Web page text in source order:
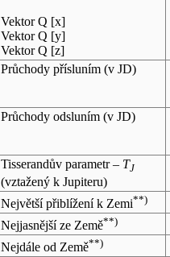
Vektor Q [x]
Vektor Q [y]
Vektor Q [z]
Průchody přísluním (v JD)
Průchody odsluním (v JD)
Tisserandův parametr – TJ
(vztažený k Jupiteru)
Největší přiblížení k Zemi**)
Nejjasnější ze Země**)
Nejdále od Země**)